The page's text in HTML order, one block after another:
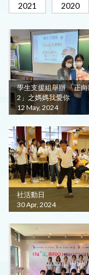
2021 2020
學生支援組舉辦 「正
2」之媽媽我愛你
12 May, 2024
社活動日
30 Apr, 2024